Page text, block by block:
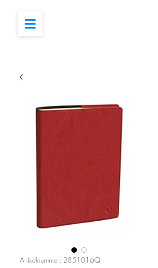
Artikelnummer: 2851016Q